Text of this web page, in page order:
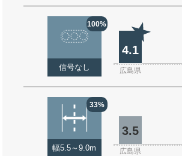
100%
信号なし
4.1
広島県
33%
幅5.5～9.0m
3.5
広島県